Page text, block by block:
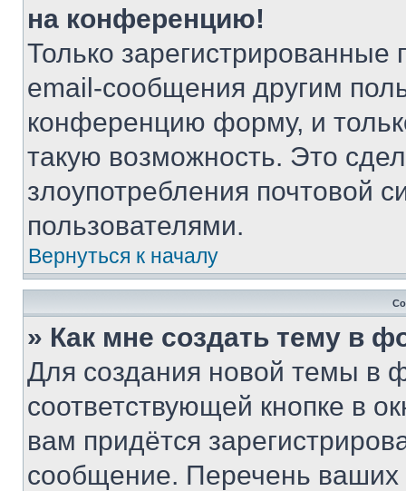
на конференцию!
Только зарегистрированные
email-сообщения другим
конференцию форму, и
такую возможность. Это
злоупотребления почтовой
пользователями.
Вернуться к началу
» Как мне создать тему в
Для создания новой темы в
соответствующей кнопке в
вам придётся
сообщение. Перечень ваших